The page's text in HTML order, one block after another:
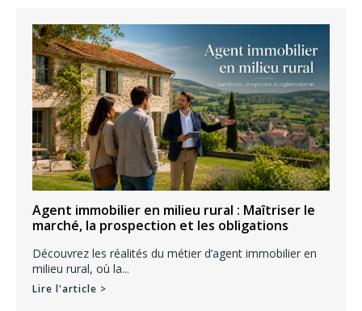
Agent immobilier en milieu rural : Maîtriser le
marché, la prospection et les obligations
Découvrez les réalités du métier d’agent immobilier en
milieu rural, où la...
Lire l'article >